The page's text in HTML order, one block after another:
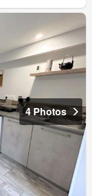
4 Photos